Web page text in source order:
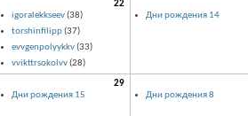
22
igoralekkseev(38)
torshinfilipp(37)
evvgenpolyykkv(33)
vvikttrsokolvv(28)
Дни рождения 14
29
Дни рождения 15
Дни рождения 8